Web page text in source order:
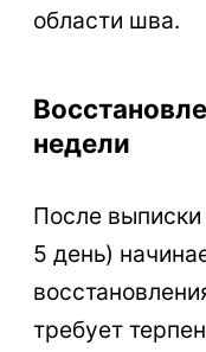
области шва.
недели
После
5 день)
требует